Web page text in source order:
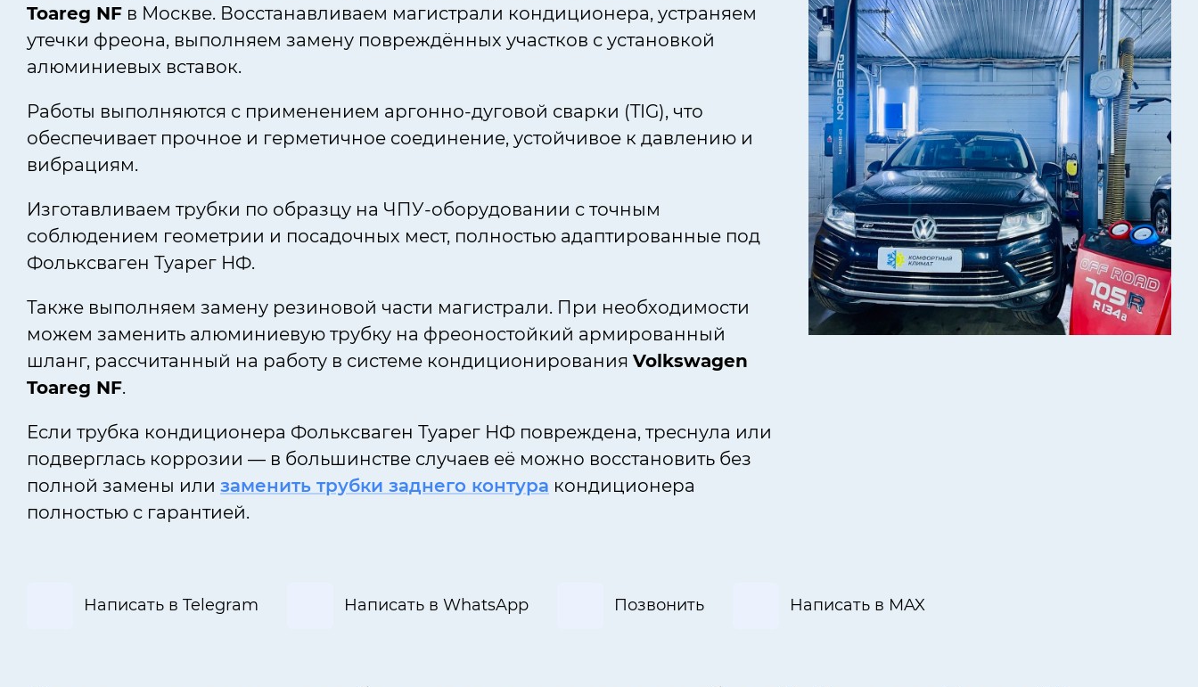
Toareg NF в Москве. Восстанавливаем магистрали кондиционера, устраняем
утечки фреона, выполняем замену повреждённых участков с установкой
алюминиевых вставок.
Работы выполняются с применением аргонно-дуговой сварки (TIG), что
обеспечивает прочное и герметичное соединение, устойчивое к давлению и
вибрациям.
Изготавливаем трубки по образцу на ЧПУ-оборудовании с точным
соблюдением геометрии и посадочных мест, полностью адаптированные под
Фольксваген Туарег НФ.
Также выполняем замену резиновой части магистрали. При необходимости
можем заменить алюминиевую трубку на фреоностойкий армированный
шланг, рассчитанный на работу в системе кондиционирования Volkswagen
Toareg NF.
Если трубка кондиционера Фольксваген Туарег НФ повреждена, треснула или
подверглась коррозии — в большинстве случаев её можно восстановить без
полной замены или заменить трубки заднего контура кондиционера
полностью с гарантией.
Написать в Telegram Написать в WhatsApp Позвонить Написать в MAX